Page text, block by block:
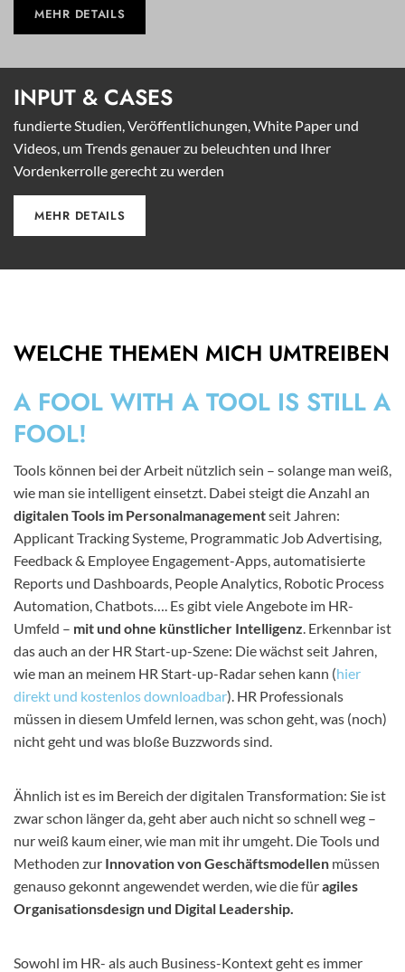
MEHR DETAILS
INPUT & CASES
fundierte Studien, Veröffentlichungen, White Paper und
Videos, um Trends genauer zu beleuchten und Ihrer
Vordenkerrolle gerecht zu werden
MEHR DETAILS
WELCHE THEMEN MICH UMTREIBEN
A FOOL WITH A TOOL IS STILL A
FOOL!
Tools können bei der Arbeit nützlich sein – solange man weiß,
wie man sie intelligent einsetzt. Dabei steigt die Anzahl an
digitalen Tools im Personalmanagementseit Jahren:
Applicant Tracking Systeme, Programmatic Job Advertising,
Feedback & Employee Engagement-Apps, automatisierte
Reports und Dashboards, People Analytics, Robotic Process
Automation, Chatbots…. Es gibt viele Angebote im HR-
Umfeld – mit und ohne künstlicher Intelligenz. Erkennbar ist
das auch an der HR Start-up-Szene: Die wächst seit Jahren,
wie man an meinem HR Start-up-Radar sehen kann (hier
direkt und kostenlos downloadbar). HR Professionals
müssen in diesem Umfeld lernen, was schon geht, was (noch)
nicht geht und was bloße Buzzwords sind.
Ähnlich ist es im Bereich der digitalen Transformation: Sie ist
zwar schon länger da, geht aber auch nicht so schnell weg –
nur weiß kaum einer, wie man mit ihr umgeht. Die Tools und
Methoden zur Innovation von Geschäftsmodellen müssen
genauso gekonnt angewendet werden, wie die füragiles
Organisationsdesign und Digital Leadership.
Sowohl im HR- als auch Business-Kontext geht es immer